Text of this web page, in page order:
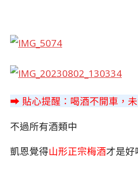
➡ 貼心提醒：喝酒不開車，
不過所有酒類中
凱恩覺得山形正宗梅酒才是好